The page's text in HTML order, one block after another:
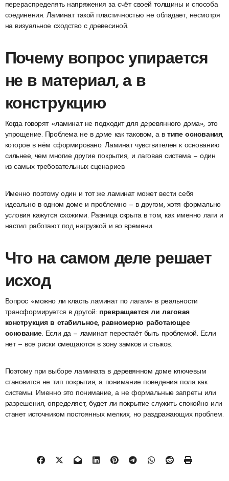
перераспределять напряжения за счёт своей толщины и способа
соединения. Ламинат такой пластичностью не обладает, несмотря
на визуальное сходство с древесиной.
Почему вопрос упирается
не в материал, а в
конструкцию
Когда говорят «ламинат не подходит для деревянного дома», это
упрощение. Проблема не в доме как таковом, а втипе основания,
которое в нём сформировано. Ламинат чувствителен к основанию
сильнее, чем многие другие покрытия, и лаговая система — один
из самых требовательных сценариев.
Именно поэтому один и тот же ламинат может вести себя
идеально в одном доме и проблемно — в другом, хотя формально
условия кажутся схожими. Разница скрыта в том, как именно лаги и
настил работают под нагрузкой и во времени.
Что на самом деле решает
исход
Вопрос «можно ли класть ламинат по лагам» в реальности
трансформируется в другой: превращается ли лаговая
конструкция в стабильное, равномерно работающее
основание. Если да — ламинат перестаёт быть проблемой. Если
нет — все риски смещаются в зону замков и стыков.
Поэтому при выборе ламината в деревянном доме ключевым
становится не тип покрытия, а понимание поведения пола как
системы. Именно это понимание, а не формальные запреты или
разрешения, определяет, будет ли покрытие служить спокойно или
станет источником постоянных мелких, но раздражающих проблем.